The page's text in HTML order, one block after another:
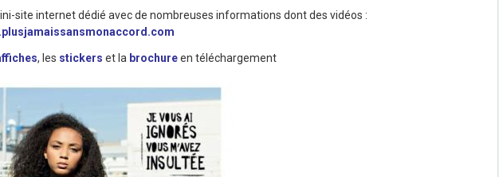
site internet dédié avec de nombreuses informations dont des vidéos :
, les stickers et la brochureen téléchargement